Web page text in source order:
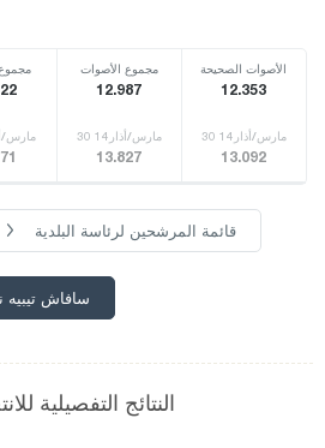
مجموع مجموع الأصوات
12.987
الأصوات الصحيحة
12.353
30 مارس/ 30 مارس/أذار14
13.827
30 مارس/أذار14
13.092
قائمة المرشحين لرئاسة البلدية
سافاش تيبيه
النتائج التفصيلية